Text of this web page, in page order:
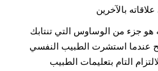
بالآخرين
هو جزء من الوساوس التي تنتابك
عندما استشرت الطبيب النفسي
التام بتعليمات الطبيب